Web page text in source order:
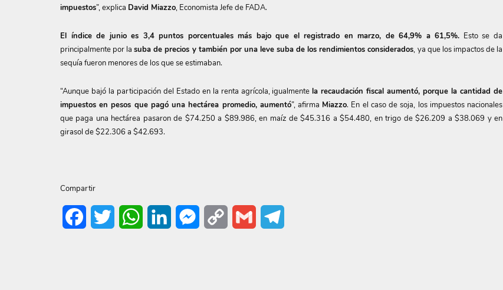
impuestos”, explica David Miazzo, Economista Jefe de FADA.
El índice de junio es 3,4 puntos porcentuales más bajo que el registrado en marzo, de 64,9% a 61,5%. Esto se da
principalmente por lasuba de precios y también por una leve suba de los rendimientos considerados, ya que los impactos de la
sequía fueron menores de los que se estimaban.
“Aunque bajó la participación del Estado en la renta agrícola, igualmentela recaudación fiscal aumentó, porque la cantidad de
impuestos en pesos que pagó una hectárea promedio, aumentó”, afirma Miazzo. En el caso de soja, los impuestos nacionales
que paga una hectárea pasaron de $74.250 a $89.986, en maíz de $45.316 a $54.480, en trigo de $26.209 a $38.069 y en
girasol de $22.306 a $42.693.
Compartir
FacebookTwitter WhatsAppLinkedIn Messenger
Copy
Gmail